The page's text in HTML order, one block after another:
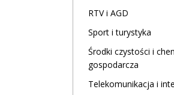
RTV i AGD
Sport i turystyka
Środki czystości i
gospodarcza
Telekomunikacja i